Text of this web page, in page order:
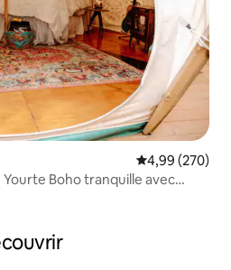
Évaluation
4,99 (270)
Boho tranquille avec